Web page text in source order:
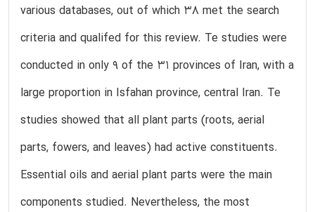
various databases, out of which 38 met the search
criteria and qualifed for this review. Te studies were
conducted in only 9 of the 31 provinces of Iran, with a
large proportion in Isfahan province, central Iran. Te
studies showed that all plant parts (roots, aerial
parts, fowers, and leaves) had active constituents.
Essential oils and aerial plant parts were the main
components studied. Nevertheless, the most